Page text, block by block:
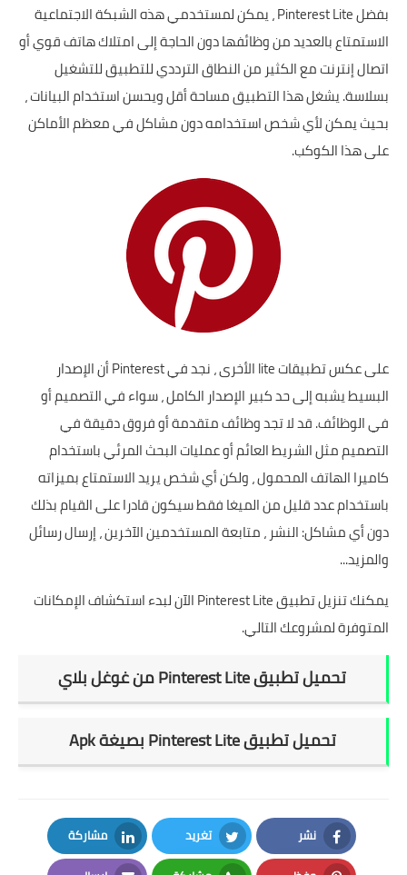
بفضل Pinterest Lite ، يمكن لمستخدمي هذه الشبكة الاجتماعية
الاستمتاع بالعديد من وظائفها دون الحاجة إلى امتلاك هاتف قوي أو
اتصال إنترنت مع الكثير من النطاق الترددي للتطبيق للتشغيل
بسلاسة. يشغل هذا التطبيق مساحة أقل ويحسن استخدام البيانات ،
بحيث يمكن لأي شخص استخدامه دون مشاكل في معظم الأماكن
على هذا الكوكب.
على عكس تطبيقات lite الأخرى ، نجد في Pinterest أن الإصدار
البسيط يشبه إلى حد كبير الإصدار الكامل ، سواء في التصميم أو
في الوظائف. قد لا تجد وظائف متقدمة أو فروق دقيقة في
التصميم مثل الشريط العائم أو عمليات البحث المرئي باستخدام
كاميرا الهاتف المحمول ، ولكن أي شخص يريد الاستمتاع بميزاته
باستخدام عدد قليل من الميغا فقط سيكون قادرا على القيام بذلك
دون أي مشاكل: النشر ، متابعة المستخدمين الآخرين ، إرسال رسائل
والمزيد...
يمكنك تنزيل تطبيق Pinterest Lite الآن لبدء استكشاف الإمكانات
المتوفرة لمشروعك التالي.
تحميل تطبيق Pinterest Lite من غوغل بلاي
تحميل تطبيق Pinterest Lite بصيغة Apk
نشر
Facebook
تغريد
Twitter
مشاركة
LinkedIn